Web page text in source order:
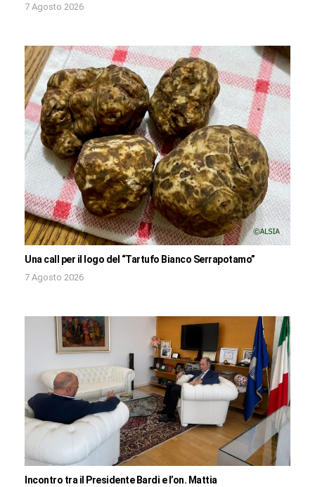
7 Agosto 2026
Una call per il logo del “Tartufo Bianco Serrapotamo”
7 Agosto 2026
Incontro tra il Presidente Bardi e l’on. Mattia